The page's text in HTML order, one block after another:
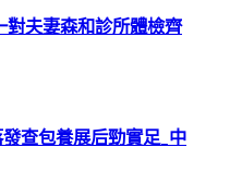
夫妻森和診所體檢齊
查包養展后勁實足_中